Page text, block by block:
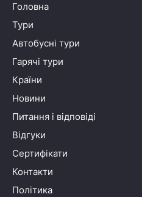
Головна
Тури
Автобусні тури
Гарячі тури
Країни
Новини
Питання і відповіді
Відгуки
Сертифікати
Контакти
Політика